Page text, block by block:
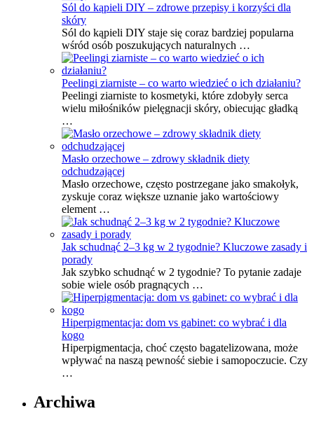
Sól do kąpieli DIY – zdrowe przepisy i korzyści dla
skóry
Sól do kąpieli DIY staje się coraz bardziej popularna
wśród osób poszukujących naturalnych …
Peelingi ziarniste – co warto wiedzieć o ich działaniu?
Peelingi ziarniste to kosmetyki, które zdobyły serca
wielu miłośników pielęgnacji skóry, obiecując gładką
…
Masło orzechowe – zdrowy składnik diety
odchudzającej
Masło orzechowe, często postrzegane jako smakołyk,
zyskuje coraz większe uznanie jako wartościowy
element …
Jak schudnąć 2–3 kg w 2 tygodnie? Kluczowe zasady i
porady
Jak szybko schudnąć w 2 tygodnie? To pytanie zadaje
sobie wiele osób pragnących …
Hiperpigmentacja: dom vs gabinet: co wybrać i dla
kogo
Hiperpigmentacja, choć często bagatelizowana, może
wpływać na naszą pewność siebie i samopoczucie. Czy
…
Archiwa